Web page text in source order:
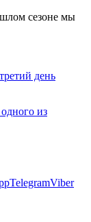
день
из
TelegramViber